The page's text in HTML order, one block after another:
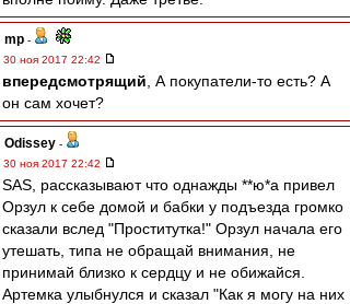
mp -
30 ноя 2017 22:42
впередсмотрящий , А покупатели-то есть? А
он сам хочет?
Odissey -
30 ноя 2017 22:42
SAS, рассказывают что однажды **ю*а привел
Орзул к себе домой и бабки у подъезда громко
сказали вслед "Проститутка!" Орзул начала его
утешать, типа не обращай внимания, не
принимай близко к сердцу и не обижайся.
Артемка улыбнулся и сказал "Как я могу на них